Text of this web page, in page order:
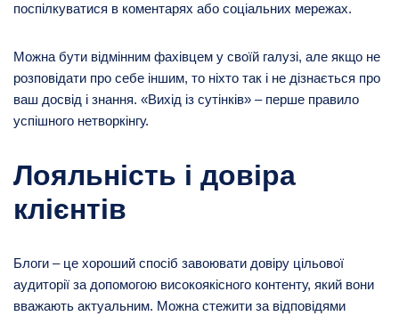
поспілкуватися в коментарях або соціальних мережах.
Можна бути відмінним фахівцем у своїй галузі, але якщо не
розповідати про себе іншим, то ніхто так і не дізнається про
ваш досвід і знання. «Вихід із сутінків» – перше правило
успішного нетворкінгу.
Лояльність і довіра
клієнтів
Блоги – це хороший спосіб завоювати довіру цільової
аудиторії за допомогою високоякісного контенту, який вони
вважають актуальним. Можна стежити за відповідями